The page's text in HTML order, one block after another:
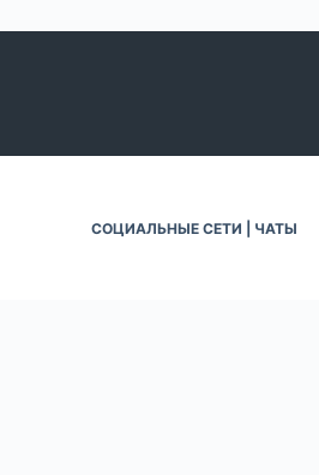
СОЦИАЛЬНЫЕ СЕТИ | ЧАТЫ